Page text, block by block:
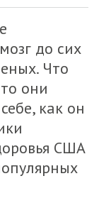
до сих
Что
они
как он
США